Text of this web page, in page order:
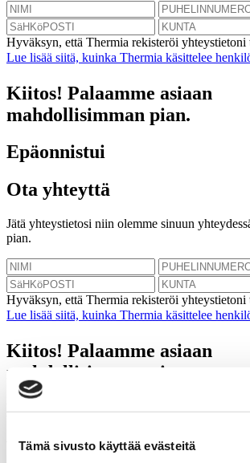
Tämä sivusto käyttää evästeitä
Hyväksyn, että Thermia rekisteröi yhteystietoni
Lue lisää siitä, kuinka Thermia käsittelee
Kiitos! Palaamme asiaan
mahdollisimman pian.
Epäonnistui
Ota yhteyttä
Jätä yhteystietosi niin olemme sinuun
pian.
Hyväksyn, että Thermia rekisteröi yhteystietoni
Lue lisää siitä, kuinka Thermia käsittelee
Kiitos! Palaamme asiaan
mahdollisimman pian.
Epäonnistui
Varaa kartoituskäynti